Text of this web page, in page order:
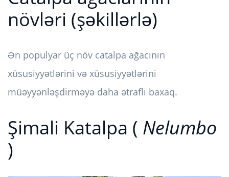
növləri (şəkillərlə)
Ən populyar üç növ catalpa ağacının
xüsusiyyətlərini və xüsusiyyətlərini
müəyyənləşdirməyə daha ətraflı baxaq.
Şimali Katalpa ( Nelumbo
)